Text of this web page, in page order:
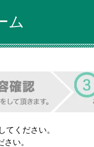
ム
てください。
い。